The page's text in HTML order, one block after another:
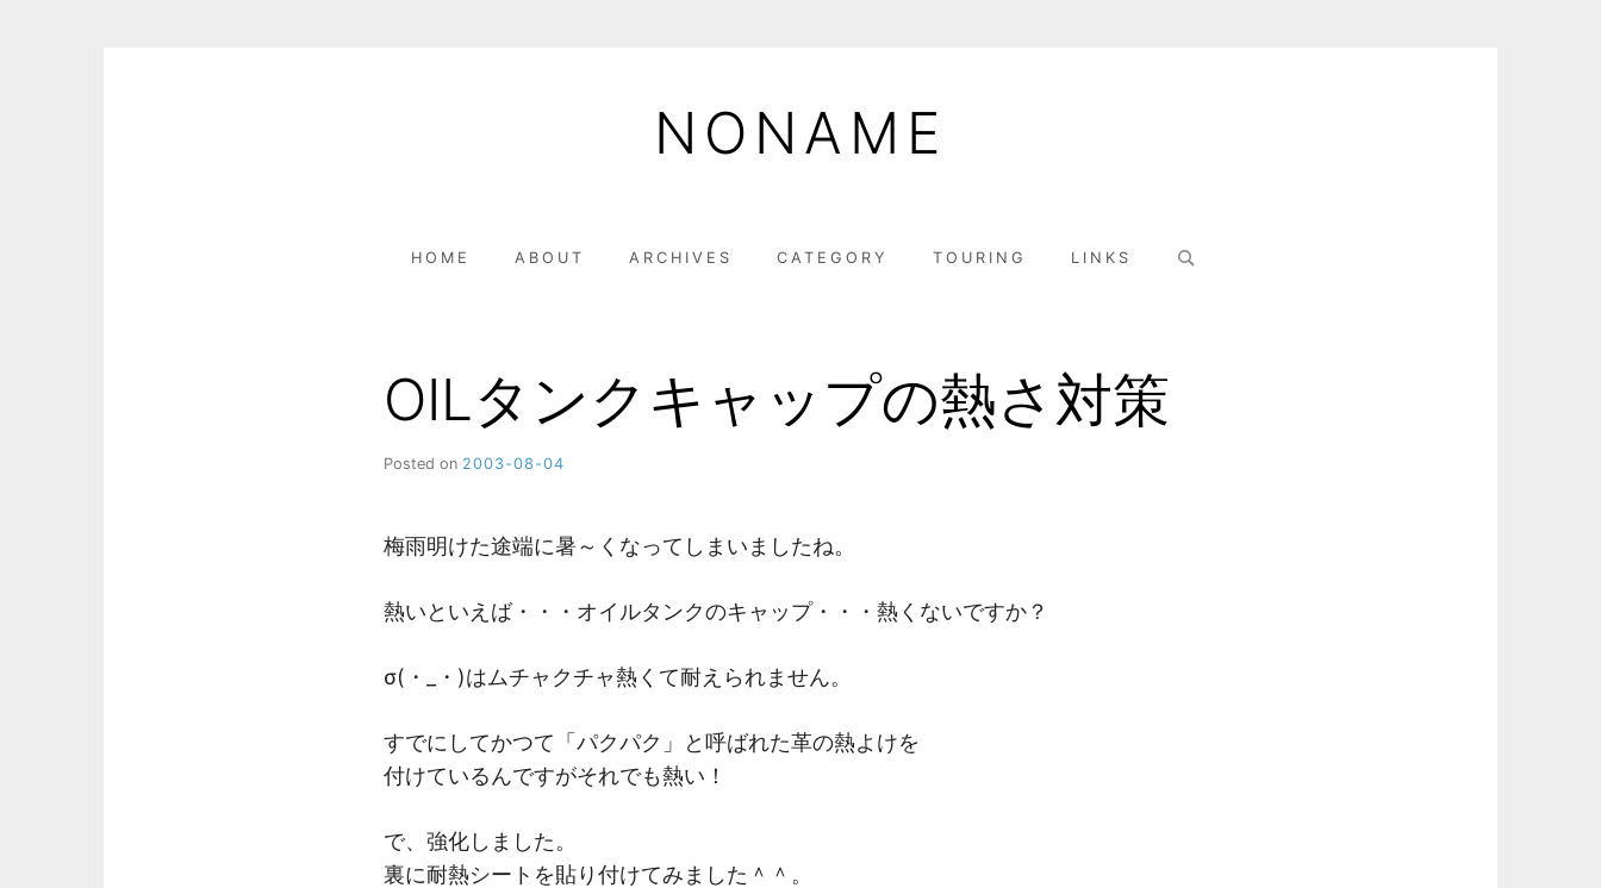
NONAME
HOME ABOUT ARCHIVES CATEGORY TOURING LINKS
Search
OILタンクキャップの熱さ対策
Posted on 2003-08-04
M
梅雨明けた途端に暑～くなってしまいましたね。
熱いといえば・・・オイルタンクのキャップ・・・熱くないですか？
σ(・_・)はムチャクチャ熱くて耐えられません。
すでにしてかつて「パクパク」と呼ばれた革の熱よけを
付けているんですがそれでも熱い！
で、強化しました。
裏に耐熱シートを貼り付けてみました＾＾。